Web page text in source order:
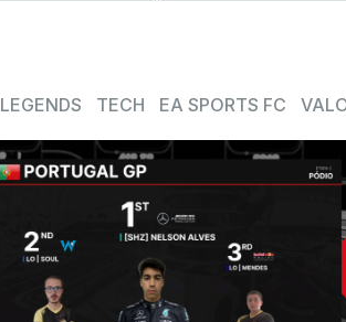
TECH EA SPORTS FC